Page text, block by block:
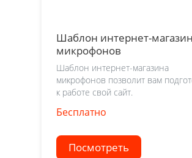
Шаблон интернет-
микрофонов
Шаблон интернет-магазина
микрофонов позволит вам
к работе свой сайт.
Бесплатно
Посмотреть